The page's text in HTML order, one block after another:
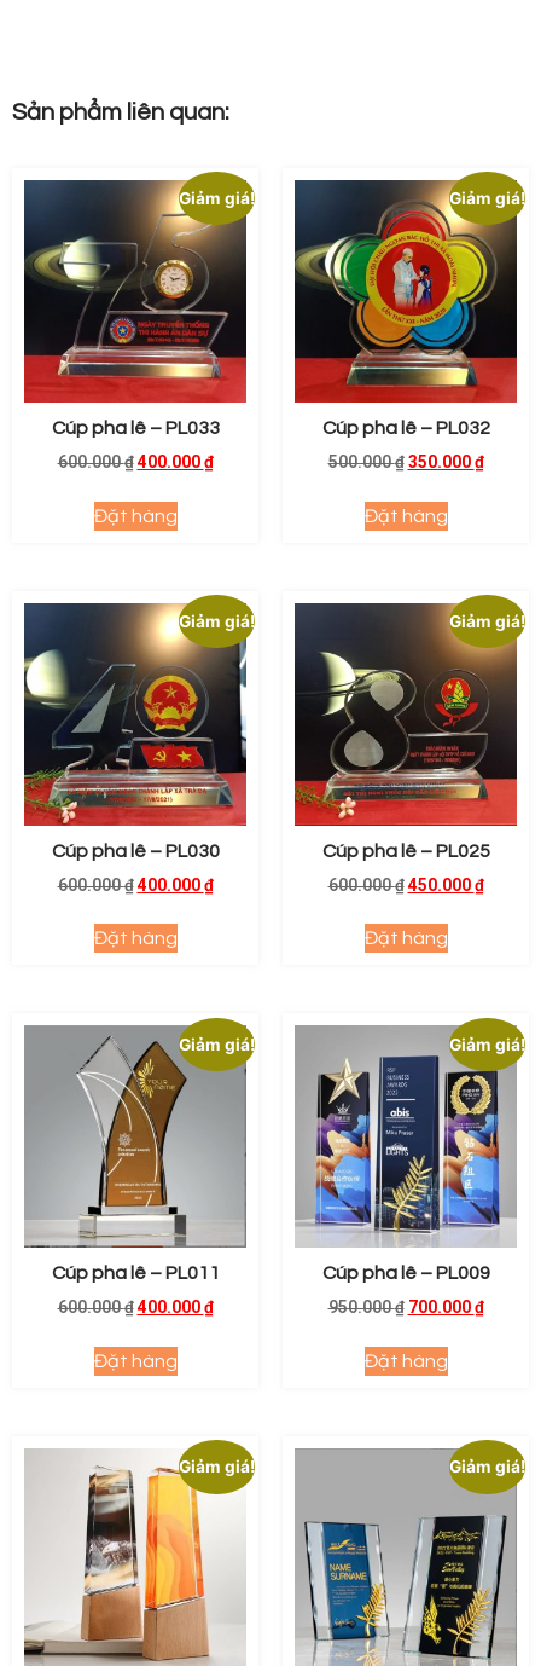
Sản phẩm liên quan:
Giảm giá!
Cúp pha lê – PL033
600.000₫ 400.000₫
Đặt hàng
Giảm giá!
Cúp pha lê – PL032
500.000₫ 350.000₫
Đặt hàng
Giảm giá!
Cúp pha lê – PL030
600.000₫ 400.000₫
Đặt hàng
Giảm giá!
Cúp pha lê – PL025
600.000₫ 450.000₫
Đặt hàng
Giảm giá!
Cúp pha lê – PL011
600.000₫ 400.000₫
Đặt hàng
Giảm giá!
Cúp pha lê – PL009
950.000₫ 700.000₫
Đặt hàng
Giảm giá! Giảm giá!